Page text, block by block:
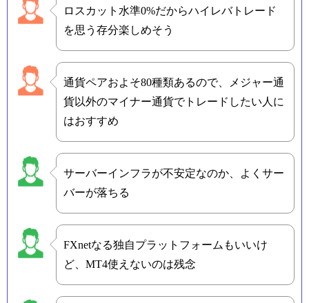
ロスカット水準0%だからハイレバトレード
を思う存分楽しめそう
通貨ペアおよそ80種類あるので、メジャー通
貨以外のマイナー通貨でトレードしたい人に
はおすすめ
サーバーインフラが不安定なのか、よくサー
バーが落ちる
FXnetなる独自プラットフォームもいいけ
ど、MT4使えないのは残念